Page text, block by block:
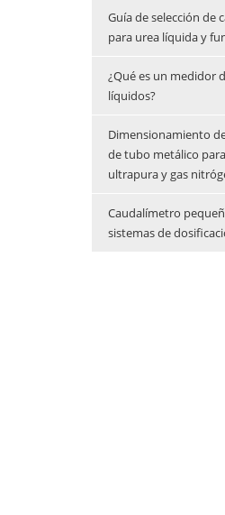
Guía de selección de
para urea líquida y
¿Qué es un medidor
líquidos?
Dimensionamiento
de tubo metálico
ultrapura y gas
Caudalímetro
sistemas de